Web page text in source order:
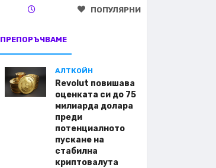
ПРЕПОРЪЧВАМЕ
ПОПУЛЯРНИ
АЛТКОЙН
Revolut повишава
оценката си до 75
милиарда долара
преди
потенциалното
пускане на
стабилна
криптовалута